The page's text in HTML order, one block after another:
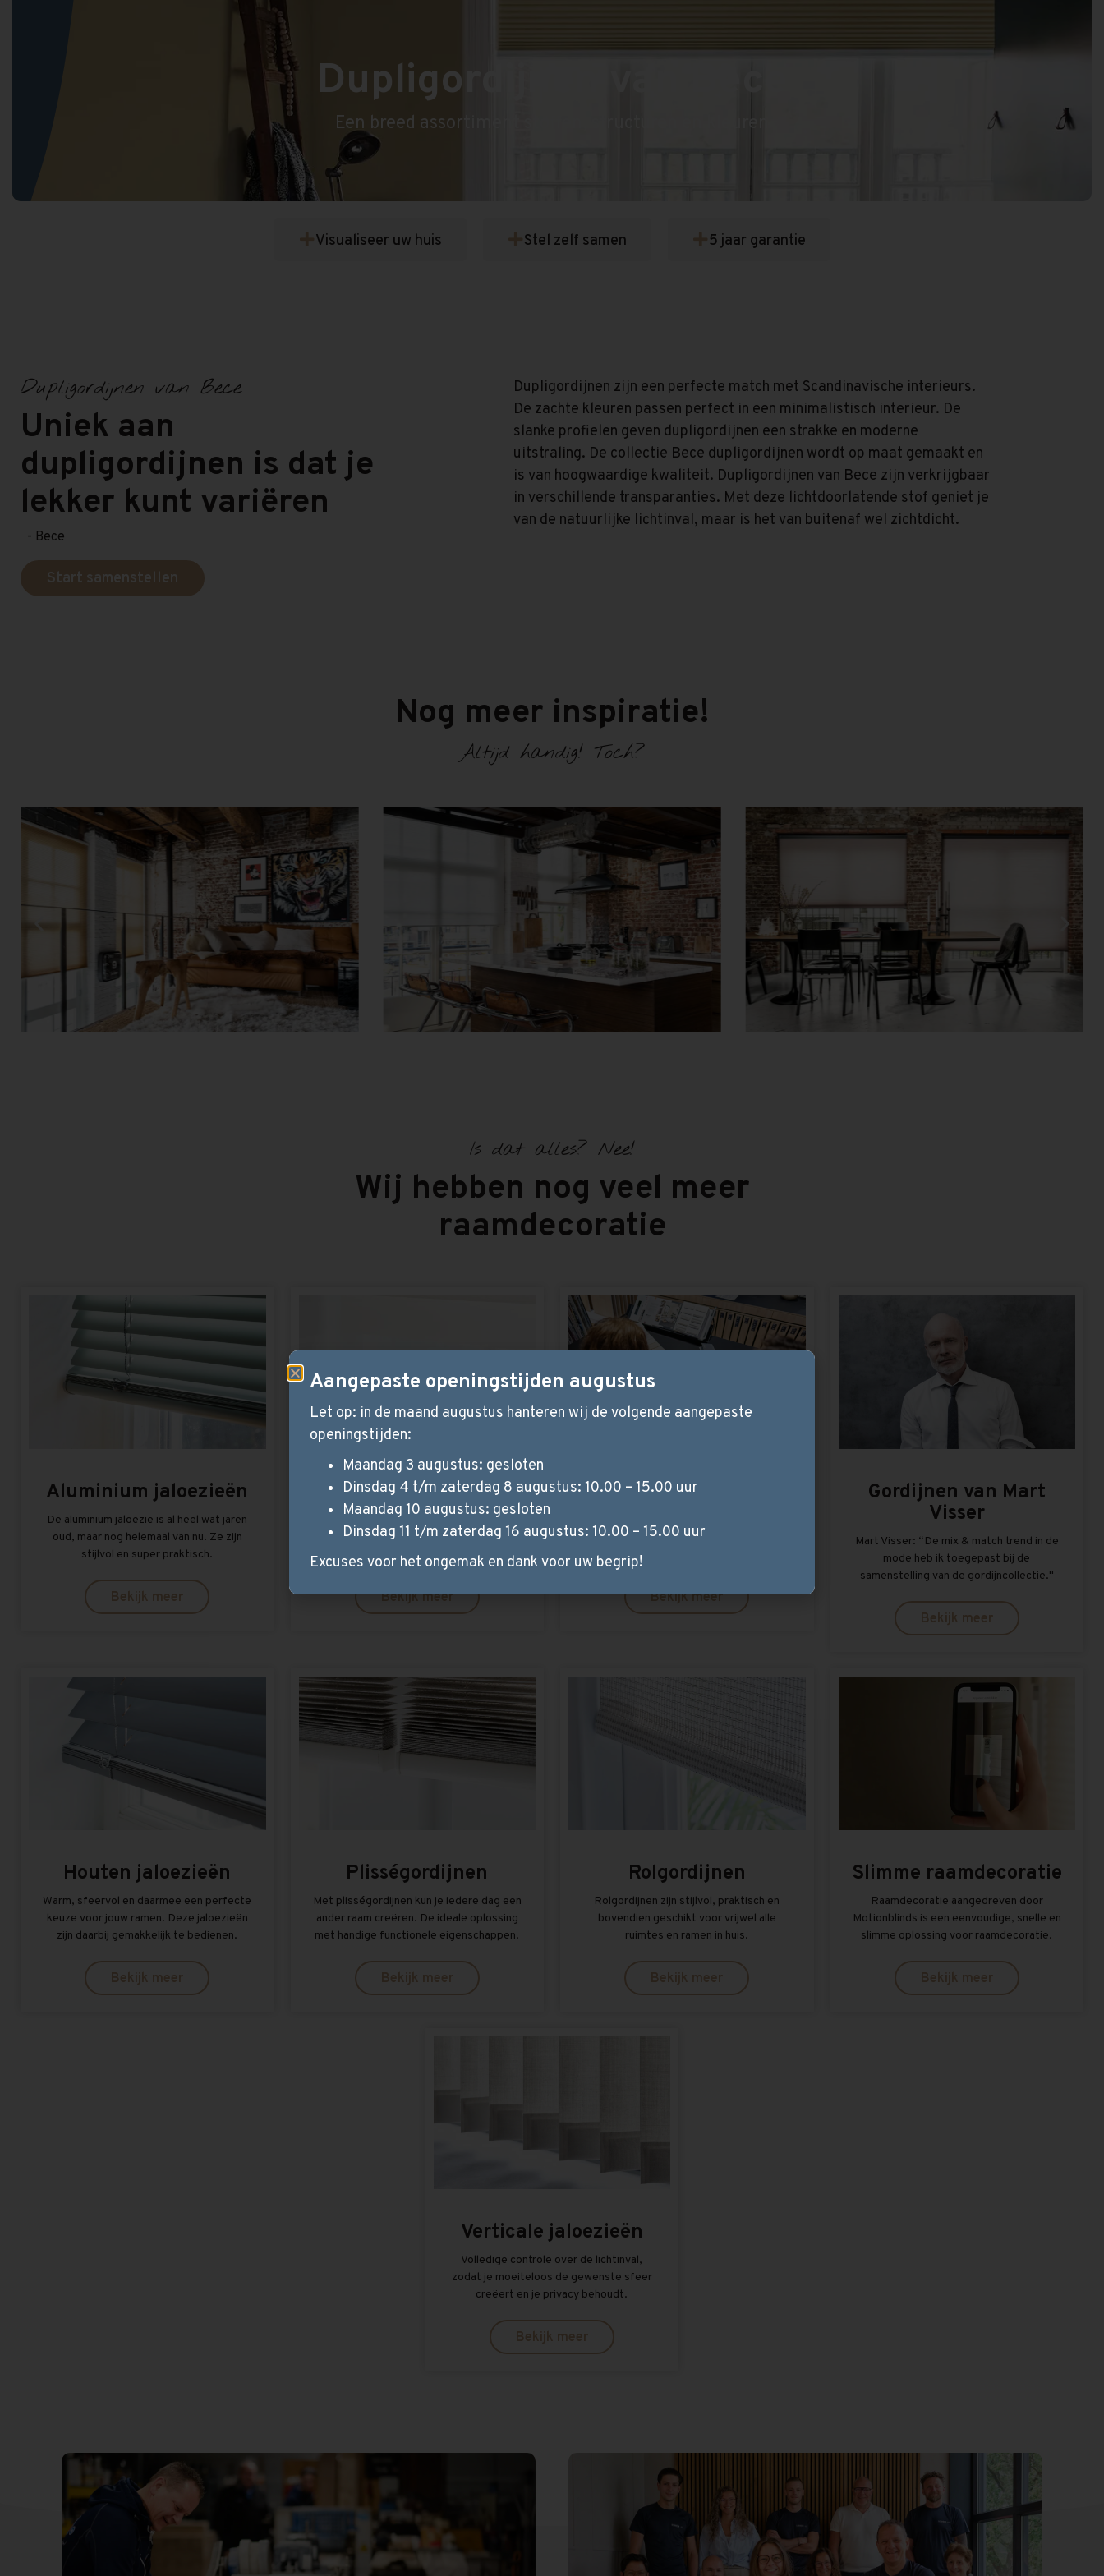
Dupligordijnen van Bece
Een breed assortiment stoffen, structuren en kleuren
Visualiseer uw huis Stel zelf samen 5 jaar garantie
Dupligordijnen van Bece
Uniek aan
dupligordijnen is dat je
lekker kunt variëren
- Bece
Start samenstellen
Dupligordijnen zijn een perfecte match met Scandinavische interieurs.
De zachte kleuren passen perfect in een minimalistisch interieur. De
slanke profielen geven dupligordijnen een strakke en moderne
uitstraling. De collectie Bece dupligordijnen wordt op maat gemaakt en
is van hoogwaardige kwaliteit. Dupligordijnen van Bece zijn verkrijgbaar
in verschillende transparanties. Met deze lichtdoorlatende stof geniet je
van de natuurlijke lichtinval, maar is het van buitenaf wel zichtdicht.
Nog meer inspiratie!
Altijd handig! Toch?
Is dat alles? Nee!
Wij hebben nog veel meer
raamdecoratie
Aluminium jaloezieën
De aluminium jaloezie is al heel wat jaren
oud, maar nog helemaal van nu. Ze zijn
stijlvol en super praktisch.
Bekijk meer
Duo rolgordijnen
Een luxe variant van het rolgordijn. Het
bestaat uit twee stoflagen met
transparante en niet-transparante banen.
Bekijk meer
Gordijnen
en sfeervolle gordijnstoffen. Passend in
Bekijk meer
Gordijnen van Mart
Visser
Mart Visser: “De mix & match trend in de
mode heb ik toegepast bij de
samenstelling van de gordijncollectie.''
Bekijk meer
Houten jaloezieën
Warm, sfeervol en daarmee een perfecte
keuze voor jouw ramen. Deze jaloezieën
zijn daarbij gemakkelijk te bedienen.
Bekijk meer
Plisségordijnen
Met plisségordijnen kun je iedere dag een
ander raam creëren. De ideale oplossing
met handige functionele eigenschappen.
Bekijk meer
Rolgordijnen
Rolgordijnen zijn stijlvol, praktisch en
bovendien geschikt voor vrijwel alle
ruimtes en ramen in huis.
Bekijk meer
Slimme raamdecoratie
Raamdecoratie aangedreven door
Motionblinds is een eenvoudige, snelle en
slimme oplossing voor raamdecoratie.
Bekijk meer
Verticale jaloezieën
Volledige controle over de lichtinval,
zodat je moeiteloos de gewenste sfeer
creëert en je privacy behoudt.
Bekijk meer
Aangepaste openingstijden augustus
Let op: in de maand augustus hanteren wij de volgende aangepaste
openingstijden:
Maandag 3 augustus: gesloten
Dinsdag 4 t/m zaterdag 8 augustus: 10.00 – 15.00 uur
Maandag 10 augustus: gesloten
Dinsdag 11 t/m zaterdag 16 augustus: 10.00 – 15.00 uur
Excuses voor het ongemak en dank voor uw begrip!